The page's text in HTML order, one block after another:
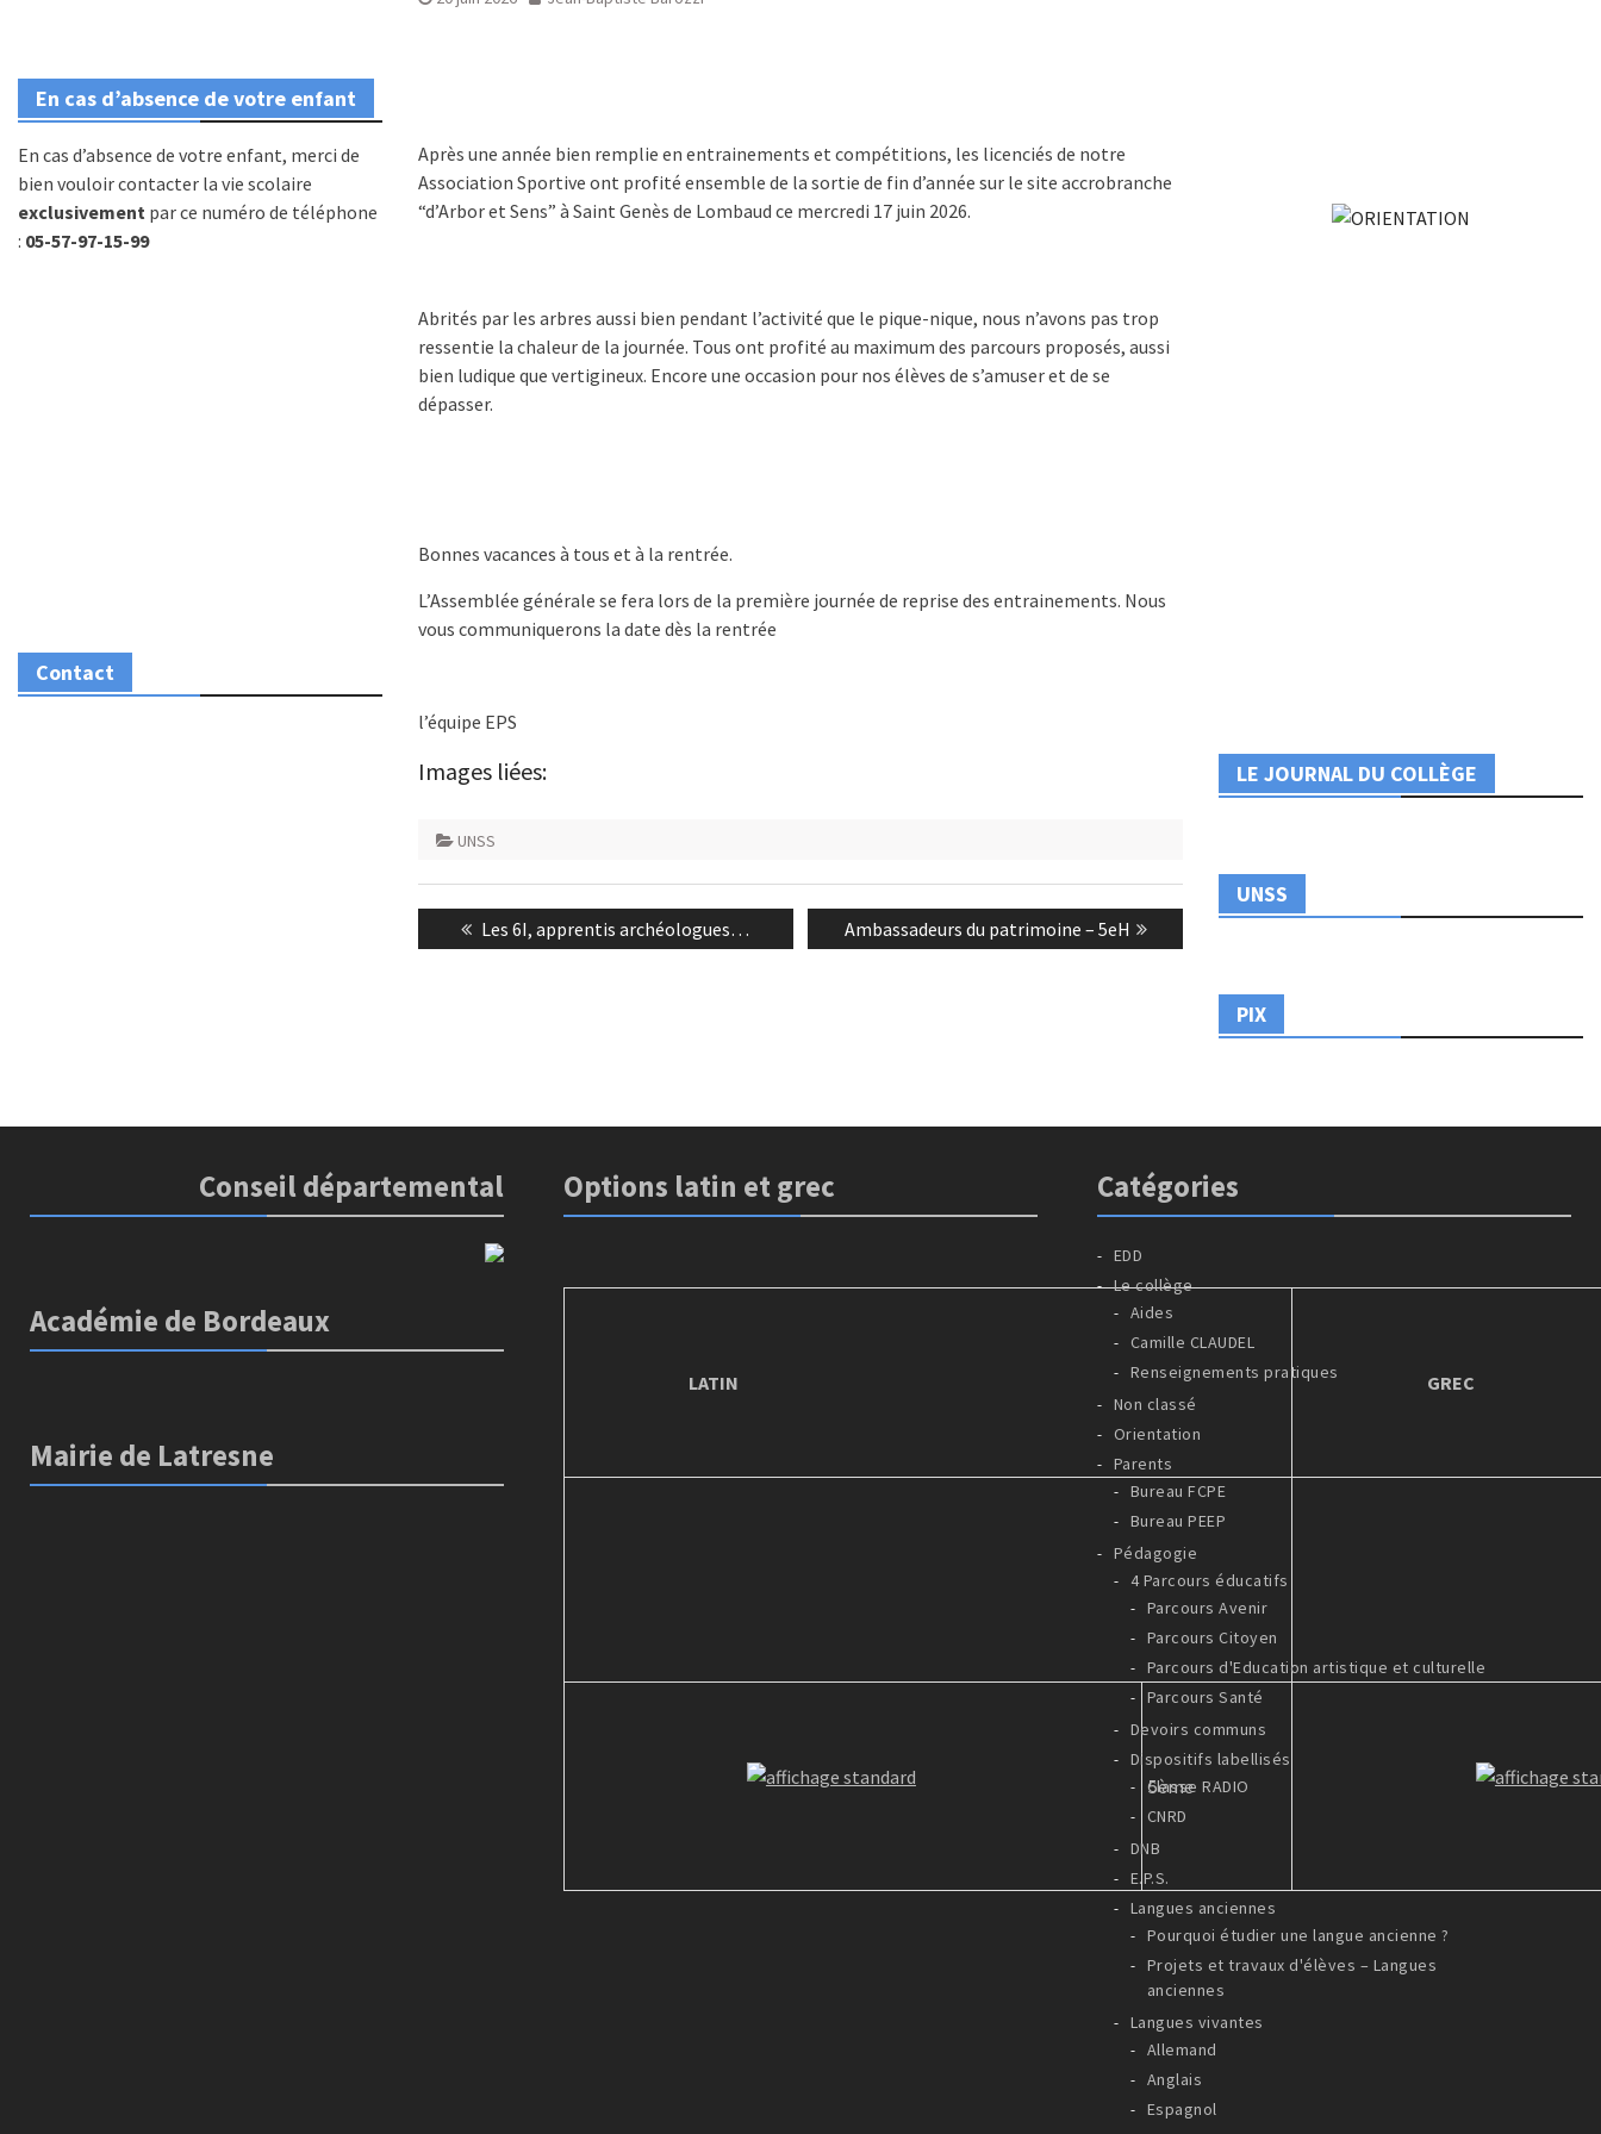
Après une année bien remplie en entrainements et compétitions, les licenciés de notre
Association Sportive ont profité ensemble de la sortie de fin d’année sur le site accrobranche
“d’Arbor et Sens” à Saint Genès de Lombaud ce mercredi 17 juin 2026.
Abrités par les arbres aussi bien pendant l’activité que le pique-nique, nous n’avons pas trop
ressentie la chaleur de la journée. Tous ont profité au maximum des parcours proposés, aussi
bien ludique que vertigineux. Encore une occasion pour nos élèves de s’amuser et de se
dépasser.
Bonnes vacances à tous et à la rentrée.
L’Assemblée générale se fera lors de la première journée de reprise des entrainements. Nous
vous communiquerons la date dès la rentrée
l’équipe EPS
Images liées:
UNSS
Navigation
de
Previous
post:
Les 6I, apprentis archéologues…
Next
post:
Ambassadeurs du patrimoine – 5eH
LE JOURNAL DU COLLÈGE
UNSS
PIX
En cas d’absence de votre enfant
En cas d’absence de votre enfant, merci de
bien vouloir contacter la vie scolaire
exclusivement par ce numéro de téléphone
: 05-57-97-15-99
Contact
Conseil départemental
Académie de Bordeaux
Mairie de Latresne
Options latin et grec
LATIN GREC
5ème
Catégories
EDD
Le collège
Aides
Camille CLAUDEL
Renseignements pratiques
Non classé
Orientation
Parents
Bureau FCPE
Bureau PEEP
Pédagogie
4 Parcours éducatifs
Parcours Avenir
Parcours Citoyen
Parcours d'Education artistique et culturelle
Parcours Santé
Devoirs communs
Dispositifs labellisés
Classe RADIO
CNRD
DNB
E.P.S.
Langues anciennes
Pourquoi étudier une langue ancienne ?
Projets et travaux d'élèves – Langues
anciennes
Langues vivantes
Allemand
Anglais
Espagnol